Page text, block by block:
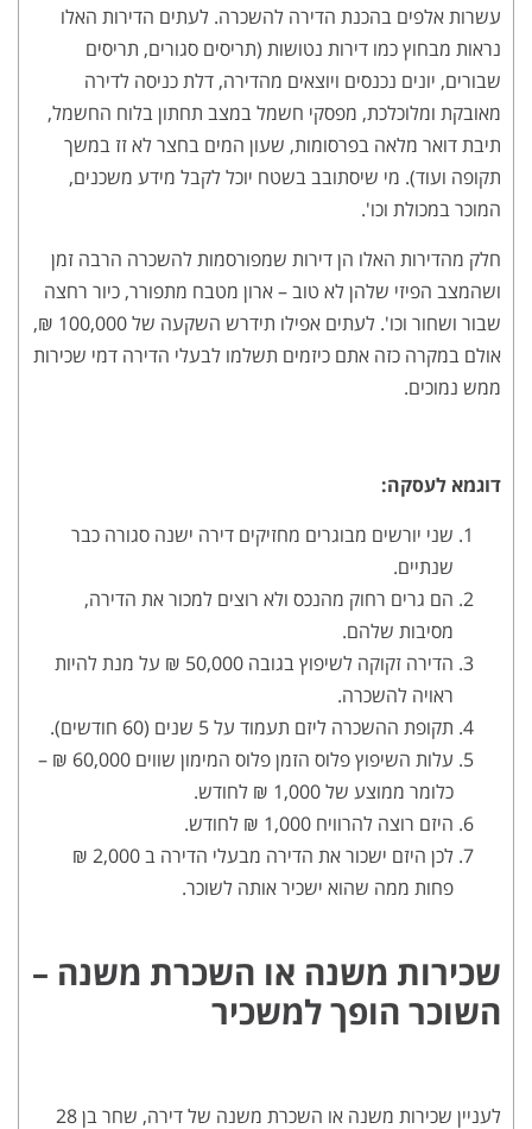
עשרות אלפים בהכנת הדירה להשכרה. לעתים הדירות האלו
נראות מבחוץ כמו דירות נטושות (תריסים סגורים, תריסים
שבורים, יונים נכנסים ויוצאים מהדירה, דלת כניסה לדירה
מאובקת ומלוכלכת, מפסקי חשמל במצב תחתון בלוח החשמל,
תיבת דואר מלאה בפרסומות, שעון המים בחצר לא זז במשך
תקופה ועוד). מי שיסתובב בשטח יוכל לקבל מידע משכנים,
המוכר במכולת וכו'.
חלק מהדירות האלו הן דירות שמפורסמות להשכרה הרבה זמן
ושהמצב הפיזי שלהן לא טוב – ארון מטבח מתפורר, כיור רחצה
שבור ושחור וכו'. לעתים אפילו תידרש השקעה של 100,000 ₪,
אולם במקרה כזה אתם כיזמים תשלמו לבעלי הדירה דמי שכירות
ממש נמוכים.
דוגמא לעסקה:
שני יורשים מבוגרים מחזיקים דירה ישנה סגורה כבר
שנתיים.
הם גרים רחוק מהנכס ולא רוצים למכור את הדירה,
מסיבות שלהם.
הדירה זקוקה לשיפוץ בגובה 50,000 ₪ על מנת להיות
ראויה להשכרה.
תקופת ההשכרה ליזם תעמוד על 5 שנים (60 חודשים).
עלות השיפוץ פלוס הזמן פלוס המימון שווים 60,000 ₪ –
כלומר ממוצע של 1,000 ₪ לחודש.
היזם רוצה להרוויח 1,000 ₪ לחודש.
לכן היזם ישכור את הדירה מבעלי הדירה ב 2,000 ₪
פחות ממה שהוא ישכיר אותה לשוכר.
שכירות משנה או השכרת משנה –
השוכר הופך למשכיר
לעניין שכירות משנה או השכרת משנה של דירה, שחר בן 28